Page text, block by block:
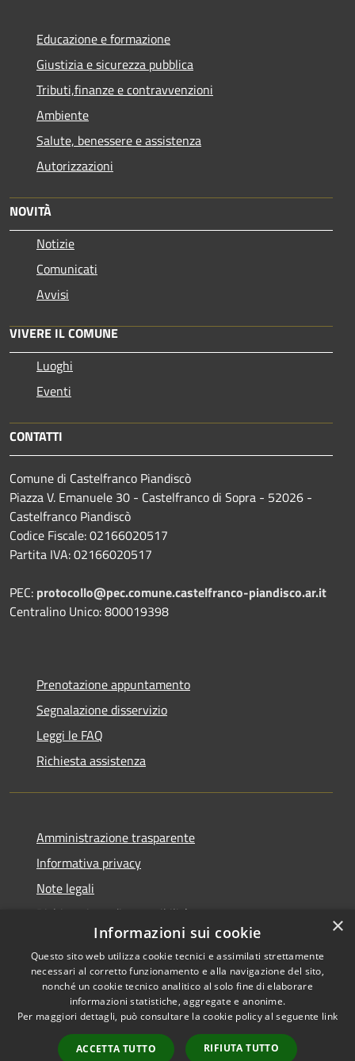
Educazione e formazione
Giustizia e sicurezza pubblica
Tributi,finanze e contravvenzioni
Ambiente
Salute, benessere e assistenza
Autorizzazioni
NOVITÀ
Notizie
Comunicati
Avvisi
VIVERE IL COMUNE
Luoghi
Eventi
CONTATTI
Comune di Castelfranco Piandiscò
Piazza V. Emanuele 30 - Castelfranco di Sopra - 52026 -
Castelfranco Piandiscò
Codice Fiscale: 02166020517
Partita IVA: 02166020517
PEC: protocollo@pec.comune.castelfranco-piandisco.ar.it
Centralino Unico: 800019398
Prenotazione appuntamento
Segnalazione disservizio
Leggi le FAQ
Richiesta assistenza
Amministrazione trasparente
Informativa privacy
Note legali
Dichiarazione di accessibilità
Accessibilità
Copyright © 2025 •
Comune di Castelfranco
Piandiscò • Powered by
Municipium•
Accesso
×
Informazioni sui cookie
Questo sito web utilizza cookie tecnici e assimilati strettamente
necessari al corretto funzionamento e alla navigazione del sito,
nonché un cookie tecnico analitico al solo fine di elaborare
informazioni statistiche, aggregate e anonime.
Per maggiori dettagli, può consultare la cookie policy al seguente link
ACCETTA TUTTO RIFIUTA TUTTO